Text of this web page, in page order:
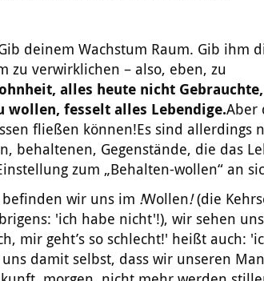
deinem Wachstum Raum. Gib ihm
zu verwirklichen – also, eben, zu
alles heute nicht Gebrauchte,
wollen, fesselt alles Lebendige.Aber
fließen können!Es sind allerdings
behaltenen, Gegenstände, die das
zum „Behalten-wollen“ an
wir uns im !Wollen!(die
'ich habe nicht'!), wir sehen
mir geht’s so schlecht!' heißt auch:
damit selbst, dass wir unseren